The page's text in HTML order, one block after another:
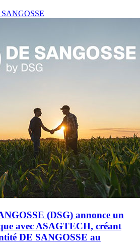
(DSG) annonce un
avec ASAGTECH, créant
DE SANGOSSE au